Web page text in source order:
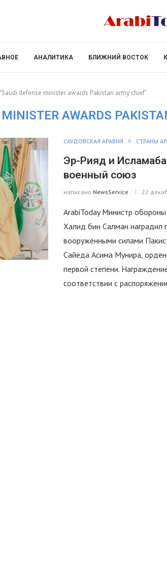
АНАЛИТИКА БЛИЖНИЙ ВОСТОК
defense minister awards Pakistan army chief"
AWARDS
САУДОВСКАЯ АРАВИЯ СТРАНЫ
Эр-Рияд и
военный союз
написано NewsService 22
ArabiToday Министр
Халид бин Салман наградил
вооружёнными силами
Сайеда Асима Мунира,
первой степени.
соответствии с